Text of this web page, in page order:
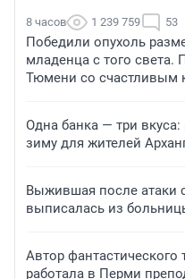
8 часов 1 239 759 53
Победили опухоль
младенца с того света.
Тюмени со счастливым
Одна банка — три
зиму для жителей
Выжившая после атаки
выписалась из
Автор фантастического
работала в Перми